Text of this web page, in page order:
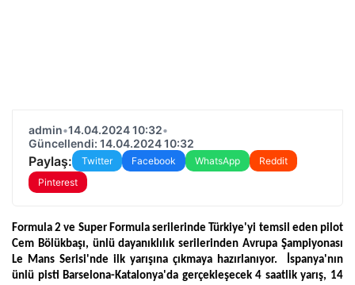
admin•14.04.2024 10:32•
Güncellendi: 14.04.2024 10:32
Paylaş: Twitter Facebook WhatsApp
Reddit
Pinterest
Formula 2 ve Super Formula serilerinde Türkiye'yi temsil eden pilot
Cem Bölükbaşı, ünlü dayanıklılık serilerinden Avrupa Şampiyonası
Le Mans Serisi'nde ilk yarışına çıkmaya hazırlanıyor.  İspanya'nın
ünlü pisti Barselona-Katalonya'da gerçekleşecek 4 saatlik yarış, 14